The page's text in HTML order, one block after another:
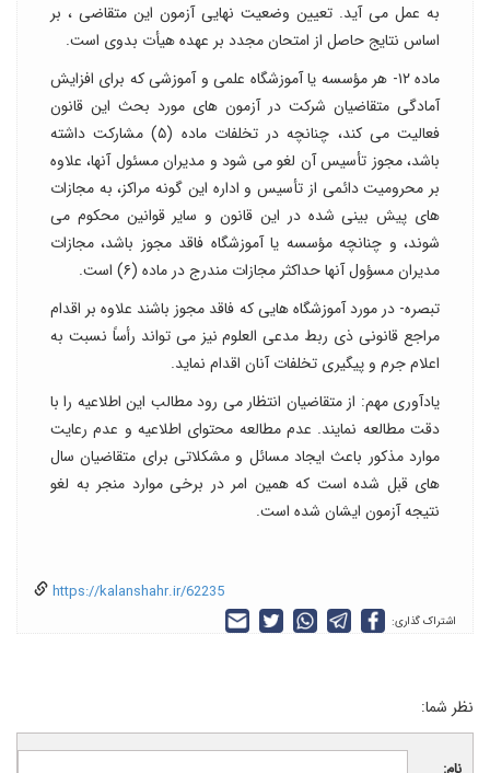
به عمل می آید. تعیین وضعیت نهایی آزمون این متقاضی ، بر
اساس نتایج حاصل از امتحان مجدد بر عهده هیأت بدوی است.
ماده ۱۲- هر مؤسسه یا آموزشگاه علمی و آموزشی که برای افزایش
آمادگی متقاضیان شرکت در آزمون های مورد بحث این قانون
فعالیت می کند، چنانچه در تخلفات ماده (۵) مشارکت داشته
باشد، مجوز تأسیس آن لغو می شود و مدیران مسئول آنها، علاوه
بر محرومیت دائمی از تأسیس و اداره این گونه مراکز، به مجازات
های پیش بینی شده در این قانون و سایر قوانین محکوم می
شوند، و چنانچه مؤسسه یا آموزشگاه فاقد مجوز باشد، مجازات
مدیران مسؤول آنها حداکثر مجازات مندرج در ماده (۶) است.
تبصره- در مورد آموزشگاه هایی که فاقد مجوز باشند علاوه بر اقدام
مراجع قانونی ذی ربط مدعی العلوم نیز می تواند رأساً نسبت به
اعلام جرم و پیگیری تخلفات آنان اقدام نماید.
یادآوری مهم: از متقاضیان انتظار می رود مطالب این اطلاعیه را با
دقت مطالعه نمایند. عدم مطالعه محتوای اطلاعیه و عدم رعایت
موارد مذکور باعث ایجاد مسائل و مشکلاتی برای متقاضیان سال
های قبل شده است که همین امر در برخی موارد منجر به لغو
نتیجه آزمون ایشان شده است.
https://kalanshahr.ir/62235
اشتراک گذاری:
نظر شما: